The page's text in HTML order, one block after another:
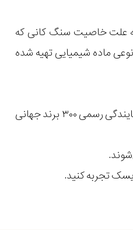
علت خاصیت سنگ کانی که
ماده شیمیایی تهیه شده
با بیش از ۱۵ سال سابقه فروش ساعت و نمایندگی رسمی ۳۰۰ برند جهانی
تجربه کنید.